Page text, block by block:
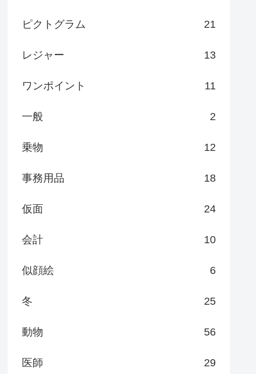
ピクトグラム 21
レジャー 13
ワンポイント 11
一般 2
乗物 12
事務用品 18
仮面 24
会計 10
似顔絵 6
冬 25
動物 56
医師 29